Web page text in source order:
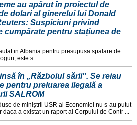
au apărut în proiectul de
dolari al ginerelui lui Donald
Suspiciuni privind
cumpărate pentru stațiunea de
in Albania pentru presupusa spalare de
este s ...
în „Războiul sării". Se reiau
pentru preluarea ilegală a
SALROM
de miniștrii USR ai Economiei nu s-au putut
daca a existat un raport al Corpului de Contr ...